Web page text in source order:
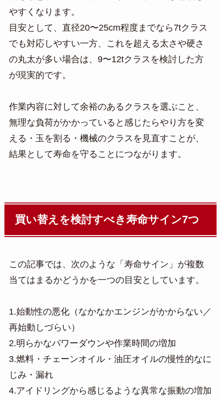
やすくなります。
目安として、直径20〜25cm程度までなら7tクラス
でも対応しやすい一方、これを超える太さや硬さ
の丸太が多い場合は、9〜12tクラスを検討した方
が現実的です。
作業内容に対して余裕のあるクラスを選ぶこと、
無理な負荷がかかっていると感じたらやり方を変
える・玉を割る・機械のクラスを見直すことが、
結果として寿命を守ることにつながります。
買い替えを検討すべき寿命サイン7つ
この記事では、次のような「寿命サイン」が複数
当てはまるかどうかを一つの目安としています。
1.始動性の悪化（なかなかエンジンがかからない／
再始動しづらい）
2.明らかなパワーダウンや作業時間の増加
3.燃料・チェーンオイル・油圧オイルの慢性的なに
じみ・漏れ
4.アイドリングから感じるような異常な振動の増加